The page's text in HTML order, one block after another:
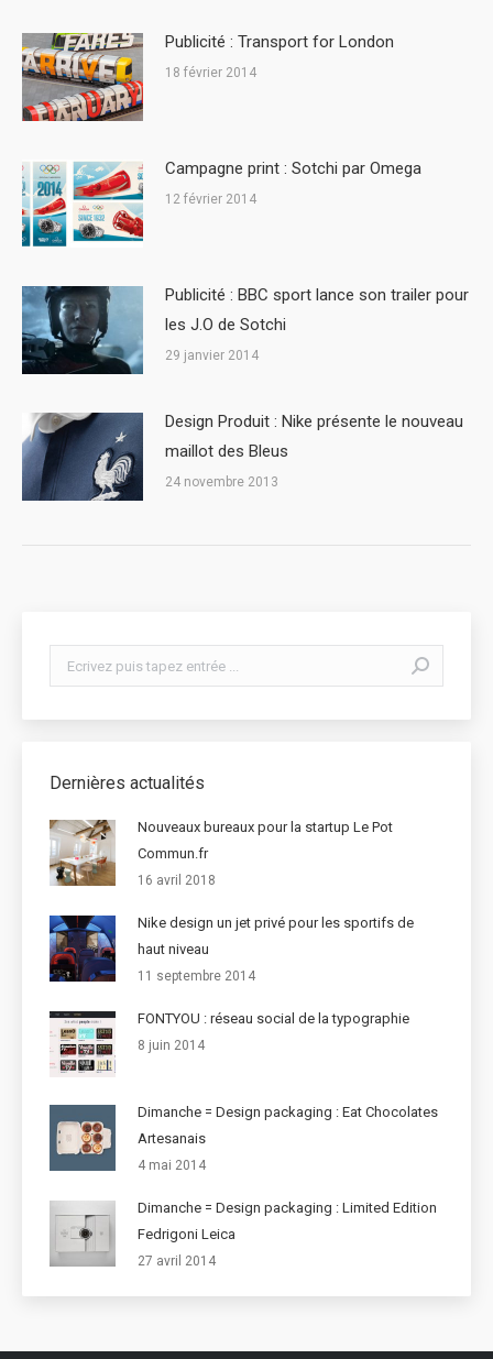
Publicité : Transport for London
18 février 2014
Campagne print : Sotchi par Omega
12 février 2014
Publicité : BBC sport lance son trailer pour
les J.O de Sotchi
29 janvier 2014
Design Produit : Nike présente le nouveau
maillot des Bleus
24 novembre 2013
Dernières actualités
Nouveaux bureaux pour la startup Le Pot
Commun.fr
16 avril 2018
Nike design un jet privé pour les sportifs de
haut niveau
11 septembre 2014
FONTYOU : réseau social de la typographie
8 juin 2014
Dimanche = Design packaging : Eat Chocolates
Artesanais
4 mai 2014
Dimanche = Design packaging : Limited Edition
Fedrigoni Leica
27 avril 2014